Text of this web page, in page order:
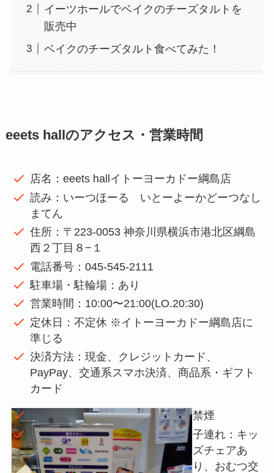
イーツホールでベイクのチーズタルトを
販売中
ベイクのチーズタルト食べてみた！
eeets hallのアクセス・営業時間
店名：eeets hallイトーヨーカドー綱島店
読み：いーつほーる いとーよーかどーつなし
まてん
住所：〒223-0053 神奈川県横浜市港北区綱島
西２丁目８−１
電話番号：045-545-2111
駐車場・駐輪場：あり
営業時間：10:00〜21:00(LO.20:30)
定休日：不定休 ※イトーヨーカドー綱島店に
準じる
決済方法：現金、クレジットカード、
PayPay、交通系スマホ決済、商品系・ギフト
カード
禁煙
子連れ：キッ
ズチェアあ
り、おむつ交